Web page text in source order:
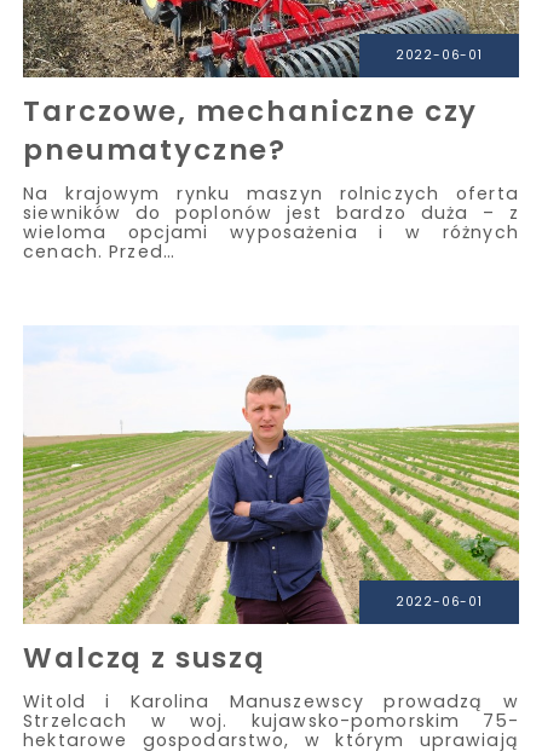
2022-06-01
Tarczowe, mechaniczne czy
pneumatyczne?
Na krajowym rynku maszyn rolniczych oferta
siewników do poplonów jest bardzo duża – z
wieloma opcjami wyposażenia i w różnych
cenach. Przed…
2022-06-01
Walczą z suszą
Witold i Karolina Manuszewscy prowadzą w
Strzelcach w woj. kujawsko-pomorskim 75-
hektarowe gospodarstwo, w którym uprawiają